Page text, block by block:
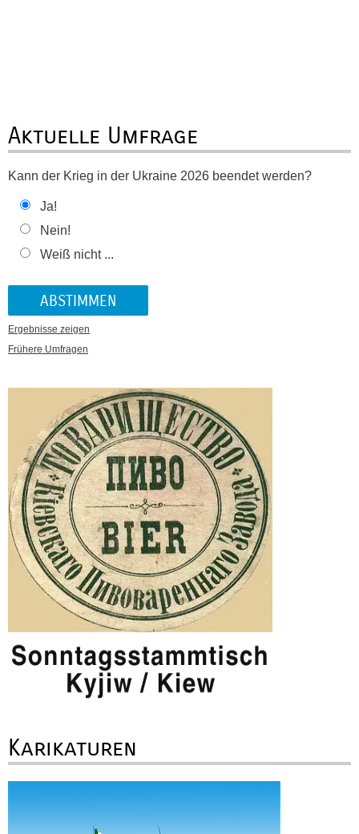
Aktuelle Umfrage
Kann der Krieg in der Ukraine 2026 beendet werden?
Ja!
Nein!
Weiß nicht ...
Ergebnisse zeigen
Frühere Umfragen
Karikaturen